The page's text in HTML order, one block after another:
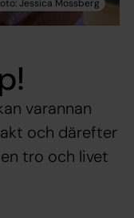
varannan
och därefter
tro och livet